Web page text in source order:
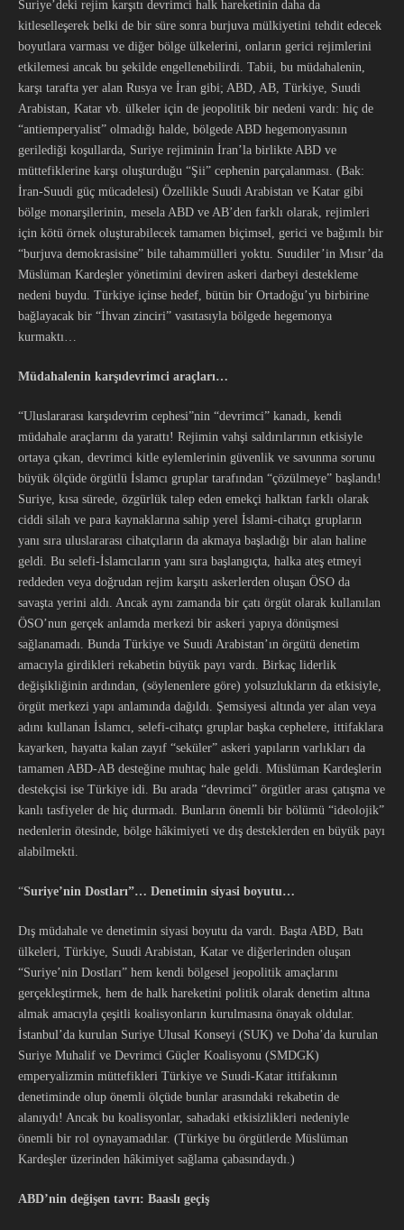
Suriye’deki rejim karşıtı devrimci halk hareketinin daha da
kitleselleşerek belki de bir süre sonra burjuva mülkiyetini tehdit edecek
boyutlara varması ve diğer bölge ülkelerini, onların gerici rejimlerini
etkilemesi ancak bu şekilde engellenebilirdi. Tabii, bu müdahalenin,
karşı tarafta yer alan Rusya ve İran gibi; ABD, AB, Türkiye, Suudi
Arabistan, Katar vb. ülkeler için de jeopolitik bir nedeni vardı: hiç de
“antiemperyalist” olmadığı halde, bölgede ABD hegemonyasının
gerilediği koşullarda, Suriye rejiminin İran’la birlikte ABD ve
müttefiklerine karşı oluşturduğu “Şii” cephenin parçalanması. (Bak:
İran-Suudi güç mücadelesi) Özellikle Suudi Arabistan ve Katar gibi
bölge monarşilerinin, mesela ABD ve AB’den farklı olarak, rejimleri
için kötü örnek oluşturabilecek tamamen biçimsel, gerici ve bağımlı bir
“burjuva demokrasisine” bile tahammülleri yoktu. Suudiler’in Mısır’da
Müslüman Kardeşler yönetimini deviren askeri darbeyi destekleme
nedeni buydu. Türkiye içinse hedef, bütün bir Ortadoğu’yu birbirine
bağlayacak bir “İhvan zinciri” vasıtasıyla bölgede hegemonya
kurmaktı…
Müdahalenin karşıdevrimci araçları…
“Uluslararası karşıdevrim cephesi”nin “devrimci” kanadı, kendi
müdahale araçlarını da yarattı! Rejimin vahşi saldırılarının etkisiyle
ortaya çıkan, devrimci kitle eylemlerinin güvenlik ve savunma sorunu
büyük ölçüde örgütlü İslamcı gruplar tarafından “çözülmeye” başlandı!
Suriye, kısa sürede, özgürlük talep eden emekçi halktan farklı olarak
ciddi silah ve para kaynaklarına sahip yerel İslami-cihatçı grupların
yanı sıra uluslararası cihatçıların da akmaya başladığı bir alan haline
geldi. Bu selefi-İslamcıların yanı sıra başlangıçta, halka ateş etmeyi
reddeden veya doğrudan rejim karşıtı askerlerden oluşan ÖSO da
savaşta yerini aldı. Ancak aynı zamanda bir çatı örgüt olarak kullanılan
ÖSO’nun gerçek anlamda merkezi bir askeri yapıya dönüşmesi
sağlanamadı. Bunda Türkiye ve Suudi Arabistan’ın örgütü denetim
amacıyla girdikleri rekabetin büyük payı vardı. Birkaç liderlik
değişikliğinin ardından, (söylenenlere göre) yolsuzlukların da etkisiyle,
örgüt merkezi yapı anlamında dağıldı. Şemsiyesi altında yer alan veya
adını kullanan İslamcı, selefi-cihatçı gruplar başka cephelere, ittifaklara
kayarken, hayatta kalan zayıf “seküler” askeri yapıların varlıkları da
tamamen ABD-AB desteğine muhtaç hale geldi. Müslüman Kardeşlerin
destekçisi ise Türkiye idi. Bu arada “devrimci” örgütler arası çatışma ve
kanlı tasfiyeler de hiç durmadı. Bunların önemli bir bölümü “ideolojik”
nedenlerin ötesinde, bölge hâkimiyeti ve dış desteklerden en büyük payı
alabilmekti.
“Suriye’nin Dostları”… Denetimin siyasi boyutu…
Dış müdahale ve denetimin siyasi boyutu da vardı. Başta ABD, Batı
ülkeleri, Türkiye, Suudi Arabistan, Katar ve diğerlerinden oluşan
“Suriye’nin Dostları” hem kendi bölgesel jeopolitik amaçlarını
gerçekleştirmek, hem de halk hareketini politik olarak denetim altına
almak amacıyla çeşitli koalisyonların kurulmasına önayak oldular.
İstanbul’da kurulan Suriye Ulusal Konseyi (SUK) ve Doha’da kurulan
Suriye Muhalif ve Devrimci Güçler Koalisyonu (SMDGK)
emperyalizmin müttefikleri Türkiye ve Suudi-Katar ittifakının
denetiminde olup önemli ölçüde bunlar arasındaki rekabetin de
alanıydı! Ancak bu koalisyonlar, sahadaki etkisizlikleri nedeniyle
önemli bir rol oynayamadılar. (Türkiye bu örgütlerde Müslüman
Kardeşler üzerinden hâkimiyet sağlama çabasındaydı.)
ABD’nin değişen tavrı: Baaslı geçiş